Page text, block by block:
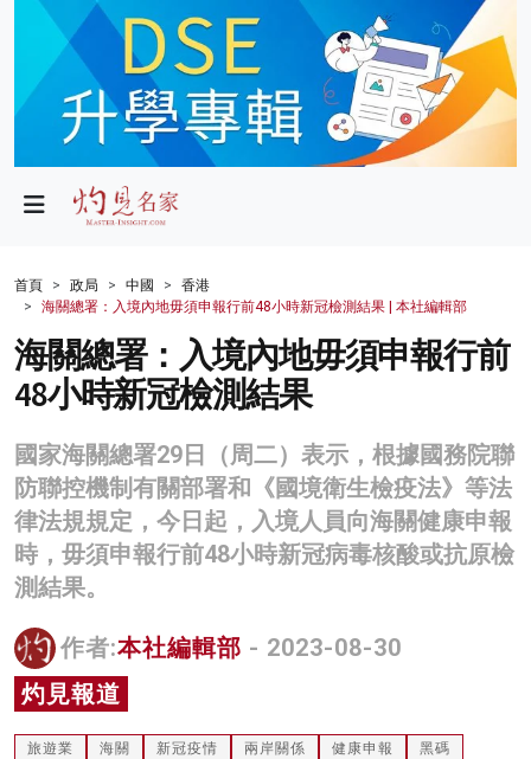
政局
財經
生活
健康
商業
科技
影片
名家榜
關於我們
首頁 政局 中國
香港
海關總署：入境內地毋須申報行前48小時新冠檢測結果 | 本社編輯部
海關總署：入境內地毋須申報行前
48小時新冠檢測結果
國家海關總署29日（周二）表示，根據國務院聯
防聯控機制有關部署和《國境衛生檢疫法》等法
律法規規定，今日起，入境人員向海關健康申報
時，毋須申報行前48小時新冠病毒核酸或抗原檢
測結果。
作者:本社編輯部 - 2023-08-30
灼見報道
旅遊業 海關 新冠疫情 兩岸關係 健康申報 黑碼